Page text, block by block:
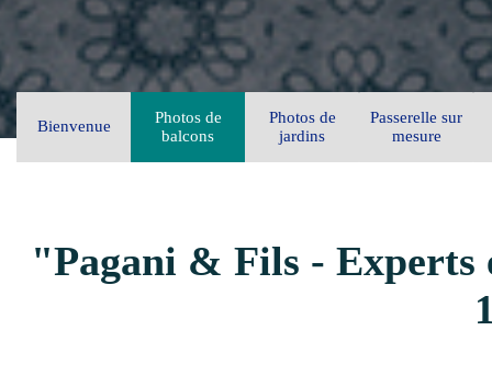
Bienvenue
Photos de
balcons
Photos de
jardins
Passerelle sur
mesure
"Pagani & Fils - Experts